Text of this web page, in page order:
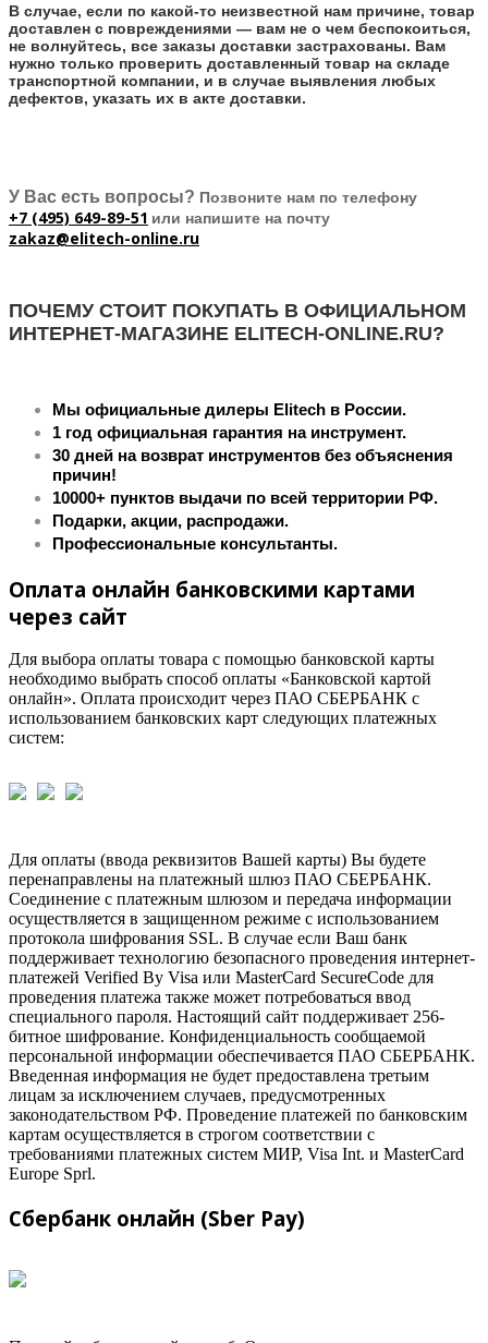
В случае, если по какой-то неизвестной нам причине, товар
доставлен с повреждениями — вам не о чем беспокоиться,
не волнуйтесь, все заказы доставки застрахованы. Вам
нужно только проверить доставленный товар на складе
транспортной компании, и в случае выявления любых
дефектов, указать их в акте доставки.
У Вас есть вопросы? Позвоните нам по телефону
+7 (495) 649-89-51 или напишите на почту
zakaz@elitech-online.ru
ПОЧЕМУ СТОИТ ПОКУПАТЬ В ОФИЦИАЛЬНОМ
ИНТЕРНЕТ-МАГАЗИНЕ ELITECH-ONLINE.RU?
Мы официальные дилеры Elitech в России.
1 год официальная гарантия на инструмент.
30 дней на возврат инструментов без объяснения
причин!
10000+ пунктов выдачи по всей территории РФ.
Подарки, акции, распродажи.
Профессиональные консультанты.
Оплата онлайн банковскими картами
через сайт
Для выбора оплаты товара с помощью банковской карты
необходимо выбрать способ оплаты «Банковской картой
онлайн». Оплата происходит через ПАО СБЕРБАНК с
использованием банковских карт следующих платежных
систем:
Для оплаты (ввода реквизитов Вашей карты) Вы будете
перенаправлены на платежный шлюз ПАО СБЕРБАНК.
Соединение с платежным шлюзом и передача информации
осуществляется в защищенном режиме с использованием
протокола шифрования SSL. В случае если Ваш банк
поддерживает технологию безопасного проведения интернет-
платежей Verified By Visa или MasterCard SecureCode для
проведения платежа также может потребоваться ввод
специального пароля. Настоящий сайт поддерживает 256-
битное шифрование. Конфиденциальность сообщаемой
персональной информации обеспечивается ПАО СБЕРБАНК.
Введенная информация не будет предоставлена третьим
лицам за исключением случаев, предусмотренных
законодательством РФ. Проведение платежей по банковским
картам осуществляется в строгом соответствии с
требованиями платежных систем МИР, Visa Int. и MasterCard
Europe Sprl.
Сбербанк онлайн (Sber Pay)